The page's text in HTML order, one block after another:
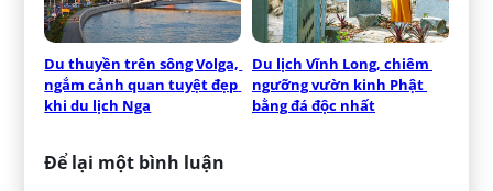
Du thuyền trên sông Volga,
ngắm cảnh quan tuyệt đẹp
khi du lịch Nga
Du lịch Vĩnh Long, chiêm
ngưỡng vườn kinh Phật
bằng đá độc nhất
Để lại một bình luận